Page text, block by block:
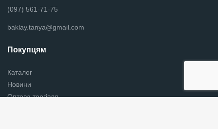
(097) 561-71-75
baklay.tanya@gmail.com
Покупцям
Каталог
Новини
Оптова торгівля